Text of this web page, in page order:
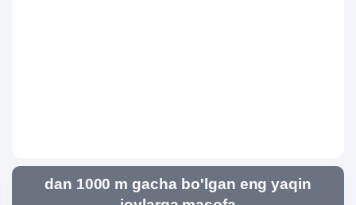
dan 1000 m gacha bo'lgan eng yaqin